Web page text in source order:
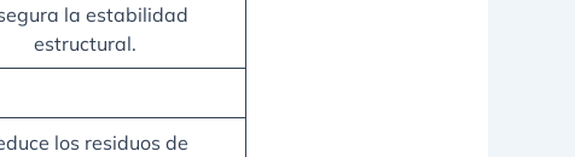
la estabilidad
estructural.
los residuos de